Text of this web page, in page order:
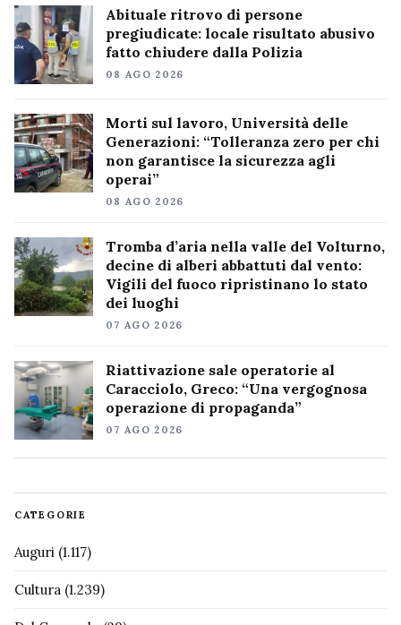
Abituale ritrovo di persone
pregiudicate: locale risultato abusivo
fatto chiudere dalla Polizia
08 AGO 2026
Morti sul lavoro, Università delle
Generazioni: “Tolleranza zero per chi
non garantisce la sicurezza agli
operai”
08 AGO 2026
Tromba d’aria nella valle del Volturno,
decine di alberi abbattuti dal vento:
Vigili del fuoco ripristinano lo stato
dei luoghi
07 AGO 2026
Riattivazione sale operatorie al
Caracciolo, Greco: “Una vergognosa
operazione di propaganda”
07 AGO 2026
CATEGORIE
Auguri (1.117)
Cultura (1.239)